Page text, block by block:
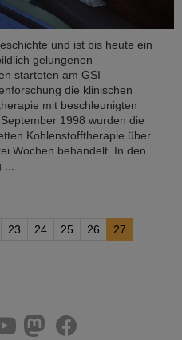
und ist bis heute ein
gelungenen
starteten am GSI
die klinischen
mit beschleunigten
1998 wurden die
Kohlenstofftherapie über
Wochen behandelt. In den
23 24 25 26 27